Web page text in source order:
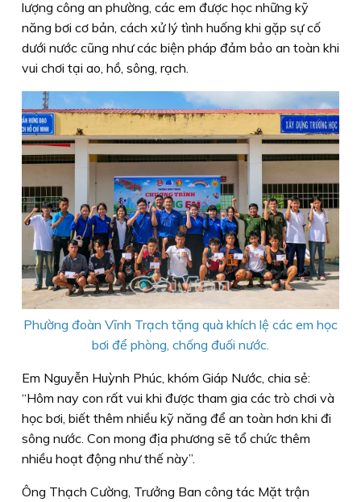
lượng công an phường, các em được học những kỹ
năng bơi cơ bản, cách xử lý tình huống khi gặp sự cố
dưới nước cũng như các biện pháp đảm bảo an toàn khi
vui chơi tại ao, hồ, sông, rạch.
Phường đoàn Vĩnh Trạch tặng quà khích lệ các em học
bơi để phòng, chống đuối nước.
Em Nguyễn Huỳnh Phúc, khóm Giáp Nước, chia sẻ:
“Hôm nay con rất vui khi được tham gia các trò chơi và
học bơi, biết thêm nhiều kỹ năng để an toàn hơn khi đi
sông nước. Con mong địa phương sẽ tổ chức thêm
nhiều hoạt động như thế này”.
Ông Thạch Cường, Trưởng Ban công tác Mặt trận